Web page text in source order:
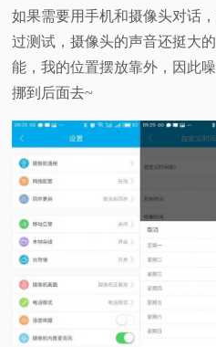
如果需要用手机和摄像头对话
过测试，摄像头的声音还挺大
能，我的位置摆放靠外，因此
挪到后面去~